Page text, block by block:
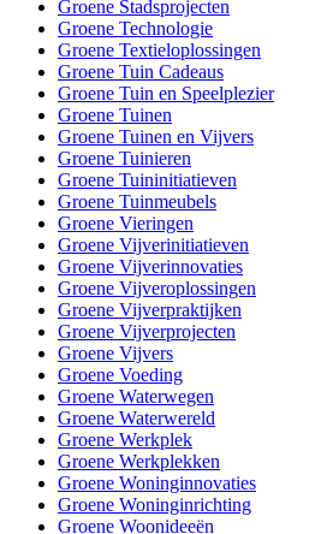
Groene Stadsprojecten
Groene Technologie
Groene Textieloplossingen
Groene Tuin Cadeaus
Groene Tuin en Speelplezier
Groene Tuinen
Groene Tuinen en Vijvers
Groene Tuinieren
Groene Tuininitiatieven
Groene Tuinmeubels
Groene Vieringen
Groene Vijverinitiatieven
Groene Vijverinnovaties
Groene Vijveroplossingen
Groene Vijverpraktijken
Groene Vijverprojecten
Groene Vijvers
Groene Voeding
Groene Waterwegen
Groene Waterwereld
Groene Werkplek
Groene Werkplekken
Groene Woninginnovaties
Groene Woninginrichting
Groene Woonideeën